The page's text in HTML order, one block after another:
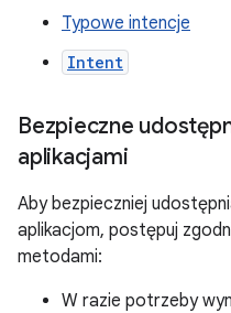
Typowe intencje
Intent
Bezpieczne
aplikacjami
Aby bezpieczniej
aplikacjom, postępuj
metodami:
W razie potrzeby